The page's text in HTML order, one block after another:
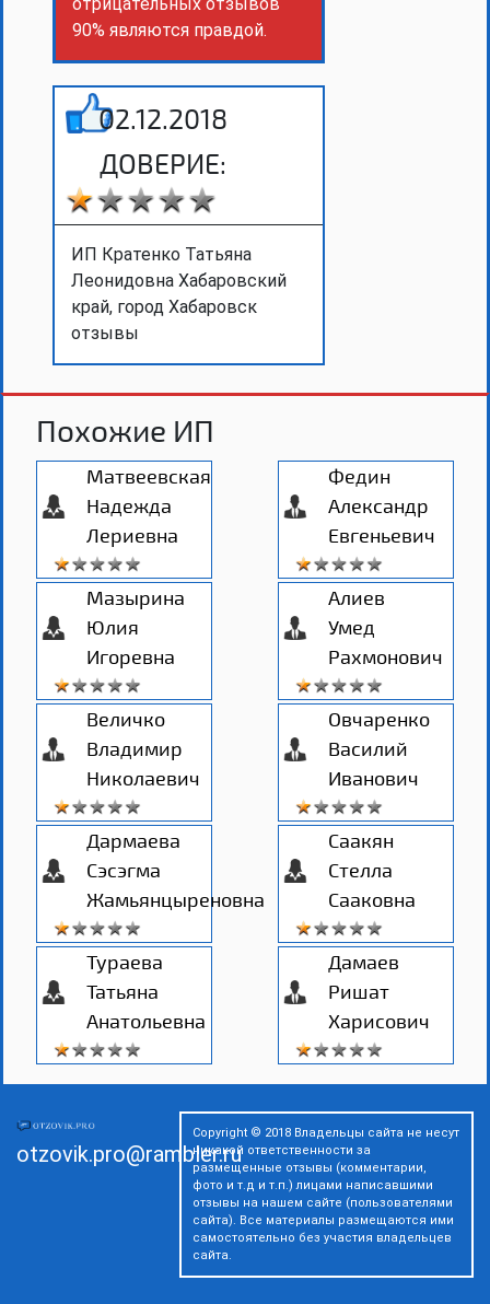
90% являются правдой.
02.12.2018
ДОВЕРИЕ:
ИП Кратенко Татьяна
Леонидовна Хабаровский
край, город Хабаровск
отзывы
Похожие ИП
Матвеевская
Надежда
Лериевна
Мазырина
Юлия
Игоревна
Величко
Владимир
Николаевич
Дармаева
Сэсэгма
Жамьянцыреновна
Тураева
Татьяна
Анатольевна
Федин
Александр
Евгеньевич
Алиев
Умед
Рахмонович
Овчаренко
Василий
Иванович
Саакян
Стелла
Сааковна
Дамаев
Ришат
Харисович
otzovik.pro@rambler.ru
Copyright © 2018 Владельцы сайта не несут
никакой ответственности за
размещенные отзывы (комментарии,
фото и т.д и т.п.) лицами написавшими
отзывы на нашем сайте (пользователями
сайта). Все материалы размещаются ими
самостоятельно без участия владельцев
сайта.